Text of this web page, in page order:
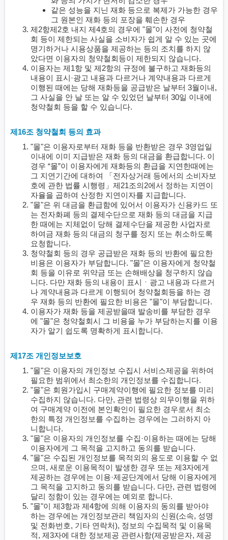
같은 성능을 지닌 재화 등으로 복제가 가능한 경우
그 원본인 재화 등의 포장을 훼손한 경우
제2항제2호 내지 제4호의 경우에 "몰"이 사전에 청약철
회 등이 제한되는 사실을 소비자가 쉽게 알 수 있는 곳에
명기하거나 시용상품을 제공하는 등의 조치를 하지 않
았다면 이용자의 청약철회등이 제한되지 않습니다.
이용자는 제1항 및 제2항의 규정에 불구하고 재화등의
내용이 표시·광고 내용과 다르거나 계약내용과 다르게
이행된 때에는 당해 재화등을 공급받은 날부터 3월이내,
그 사실을 안 날 또는 알 수 있었던 날부터 30일 이내에
청약철회 등을 할 수 있습니다.
제16조 청약철회 등의 효과
"몰"은 이용자로부터 재화 등을 반환받은 경우 3영업일
이내에 이미 지급받은 재화 등의 대금을 환급합니다. 이
경우 “몰”이 이용자에게 재화등의 환급을 지연한때에는
그 지연기간에 대하여 「전자상거래 등에서의 소비자보
호에 관한 법률 시행령」제21조의2에서 정하는 지연이
자율을 곱하여 산정한 지연이자를 지급합니다.
"몰"은 위 대금을 환급함에 있어서 이용자가 신용카드 또
는 전자화폐 등의 결제수단으로 재화 등의 대금을 지급
한 때에는 지체없이 당해 결제수단을 제공한 사업자로
하여금 재화 등의 대금의 청구를 정지 또는 취소하도록
요청합니다.
청약철회 등의 경우 공급받은 재화 등의 반환에 필요한
비용은 이용자가 부담합니다. "몰"은 이용자에게 청약철
회 등을 이유로 위약금 또는 손해배상을 청구하지 않습
니다. 다만 재화 등의 내용이 표시ㆍ광고 내용과 다르거
나 계약내용과 다르게 이행되어 청약철회등을 하는 경
우 재화 등의 반환에 필요한 비용은 "몰"이 부담합니다.
이용자가 재화 등을 제공받을때 발송비를 부담한 경우
에 "몰"은 청약철회시 그 비용을 누가 부담하는지를 이용
자가 알기 쉽도록 명확하게 표시합니다.
제17조 개인정보보호
"몰"은 이용자의 개인정보 수집시 서비스제공을 위하여
필요한 범위에서 최소한의 개인정보를 수집합니다.
"몰"은 회원가입시 구매계약이행에 필요한 정보를 미리
수집하지 않습니다. 다만, 관련 법령상 의무이행을 위하
여 구매계약 이전에 본인확인이 필요한 경우로서 최소
한의 특정 개인정보를 수집하는 경우에는 그러하지 아
니합니다.
"몰"은 이용자의 개인정보를 수집·이용하는 때에는 당해
이용자에게 그 목적을 고지하고 동의를 받습니다.
"몰"은 수집된 개인정보를 목적외의 용도로 이용할 수 없
으며, 새로운 이용목적이 발생한 경우 또는 제3자에게
제공하는 경우에는 이용·제공단계에서 당해 이용자에게
그 목적을 고지하고 동의를 받습니다. 다만, 관련 법령에
달리 정함이 있는 경우에는 예외로 합니다.
"몰"이 제3항과 제4항에 의해 이용자의 동의를 받아야
하는 경우에는 개인정보관리 책임자의 신원(소속, 성명
및 전화번호, 기타 연락처), 정보의 수집목적 및 이용목
적, 제3자에 대한 정보제공 관련사항(제공받은자, 제공